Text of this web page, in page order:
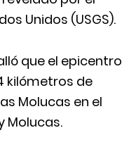
Unidos (USGS).
que el epicentro
kilómetros de
Molucas en el
Molucas.